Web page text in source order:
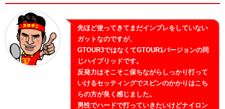
先ほど使ってきてまだインプレをしていない
ガットなのですが、
GTOUR3ではなくてGTOUR1バージョンの同
じハイブリッドです。
反発力はそこそこ保ちながらしっかり打って
いけるセッティングでスピンのかかりはこち
らの方が良く感じました。
男性でハードで打っていきたいけどナイロン